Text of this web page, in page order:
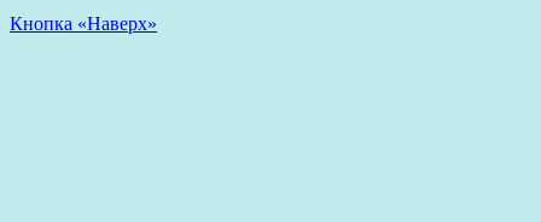
Кнопка «Наверх»